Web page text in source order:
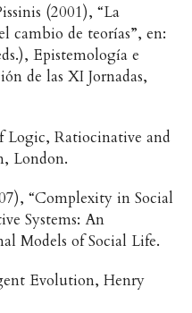
(2001), “La
cambio de teorías”, en:
Epistemología e
de las XI Jornadas,
Logic, Ratiocinative and
London.
“Complexity in Social
Systems: An
Models of Social Life.
Evolution, Henry